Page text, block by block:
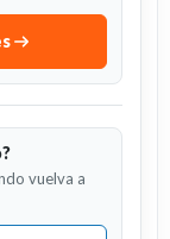
vuelva a